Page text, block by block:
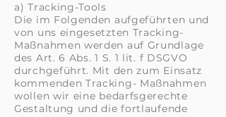
a) Tracking-Tools
Die im Folgenden aufgeführten und
von uns eingesetzten Tracking-
Maßnahmen werden auf Grundlage
des Art. 6 Abs. 1 S. 1 lit. f DSGVO
durchgeführt. Mit den zum Einsatz
kommenden Tracking- Maßnahmen
wollen wir eine bedarfsgerechte
Gestaltung und die fortlaufende